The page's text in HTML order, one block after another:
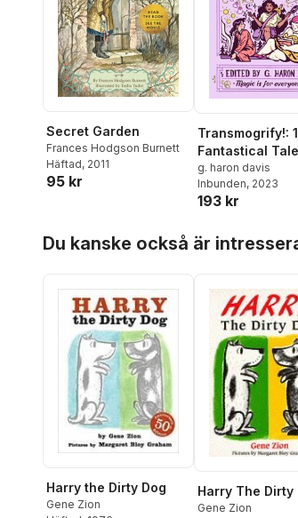
Secret Garden
Frances Hodgson Burnett
Häftad, 2011
95 kr
Transmogrify!:
Fantastical
Trans Magic
g. haron davis
Inbunden, 2023
193 kr
Du kanske också är
Harry the Dirty Dog
Gene Zion
Harry The Dirty
Gene Zion